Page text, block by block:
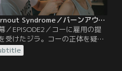
Burnout Syndrome／バーンアウト・シンドローム 第02話／字幕
／EPISODE2／コーに雇用の提
受けたジラ。コーの正体を疑い
らも、高額の報酬とコーへの興
ら引き受けることに。コーの住